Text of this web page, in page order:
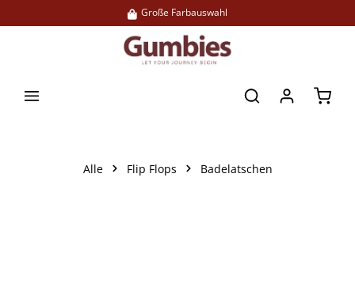
Große Farbauswahl
Lieferung per DHL
Alle Flip Flops Badelatschen